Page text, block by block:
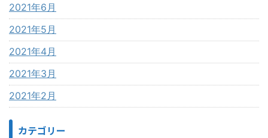
2021年6月
2021年5月
2021年4月
2021年3月
2021年2月
カテゴリー